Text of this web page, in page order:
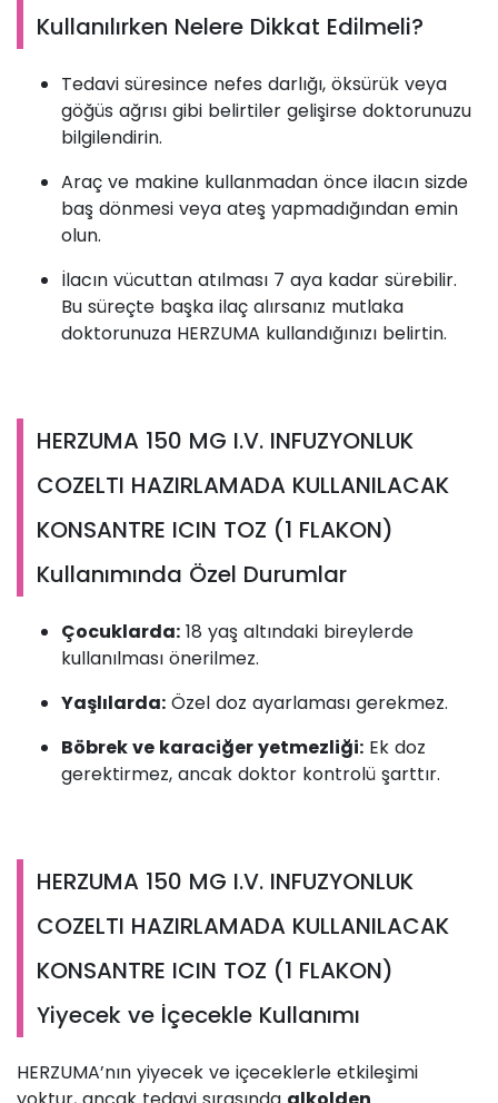
Kullanılırken Nelere Dikkat Edilmeli?
Tedavi süresince nefes darlığı, öksürük veya
göğüs ağrısı gibi belirtiler gelişirse doktorunuzu
bilgilendirin.
Araç ve makine kullanmadan önce ilacın sizde
baş dönmesi veya ateş yapmadığından emin
olun.
İlacın vücuttan atılması 7 aya kadar sürebilir.
Bu süreçte başka ilaç alırsanız mutlaka
doktorunuza HERZUMA kullandığınızı belirtin.
HERZUMA 150 MG I.V. INFUZYONLUK
COZELTI HAZIRLAMADA KULLANILACAK
KONSANTRE ICIN TOZ (1 FLAKON)
Kullanımında Özel Durumlar
Çocuklarda: 18 yaş altındaki bireylerde
kullanılması önerilmez.
Yaşlılarda: Özel doz ayarlaması gerekmez.
Böbrek ve karaciğer yetmezliği: Ek doz
gerektirmez, ancak doktor kontrolü şarttır.
HERZUMA 150 MG I.V. INFUZYONLUK
COZELTI HAZIRLAMADA KULLANILACAK
KONSANTRE ICIN TOZ (1 FLAKON)
Yiyecek ve İçecekle Kullanımı
HERZUMA’nın yiyecek ve içeceklerle etkileşimi